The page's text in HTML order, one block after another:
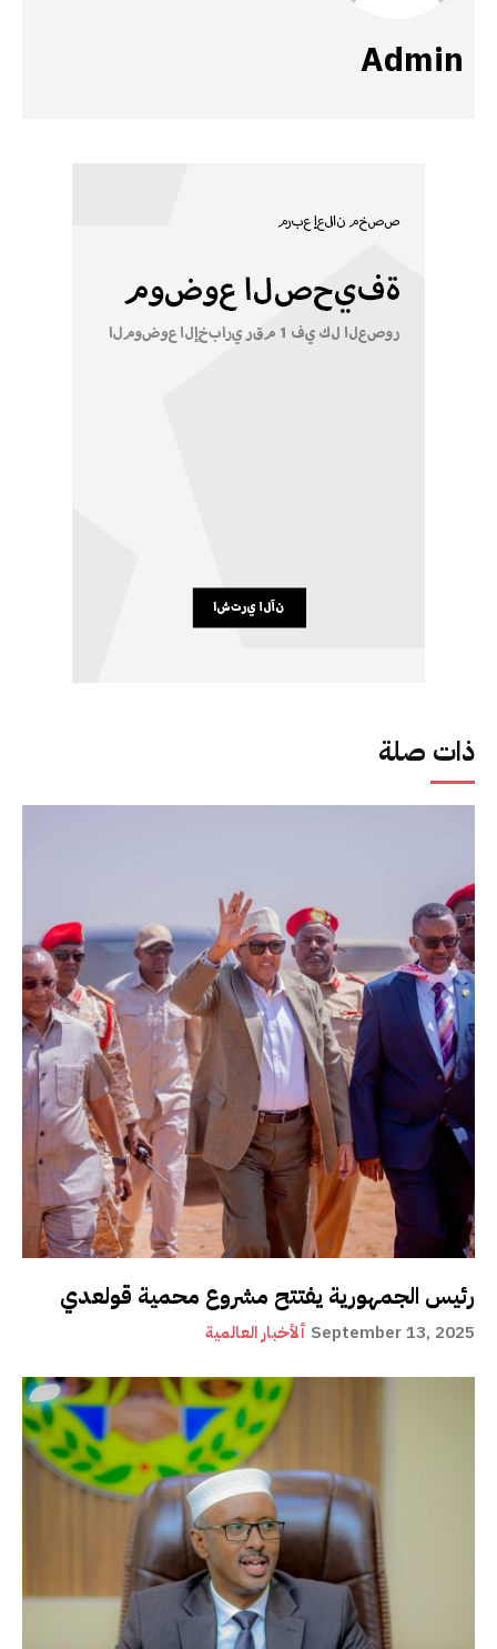
ذات صلة
رئيس الجمهورية يفتتح مشروع محمية قولعدي
ألأخبار العالمية September 13, 2025
Admin